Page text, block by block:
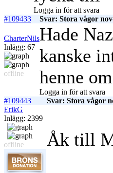
Logga in för att svara
#109433
Svar: Stora vågor
CharterNils
Inlägg: 67
offline
Hade
kanske
henne
Logga in för att svara
#109443
Svar: Stora vågor
ErikG
Inlägg: 2399
offline Åk till